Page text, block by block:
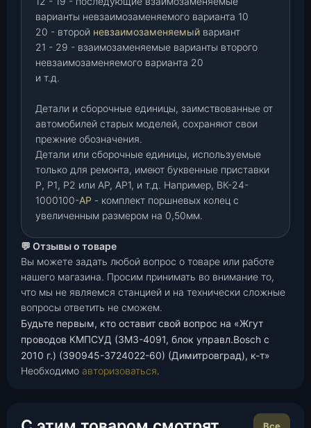
варианты невзаимозаменяемого варианта 10
20 - второй невзаимозаменяемый вариант
21 - 29 - взаимозаменяемые варианты второго
невзаимозаменяемого варианта 20
и т.д.
Детали и сборочные единицы, заимствованные от
автомобилей старых моделей, сохраняют свои
прежние обозначения.
Детали или сборочные единицы, используемые
только для ремонта, имеют буквенные приставки
Р, Р1, Р2 или АР, АР1, и т.д. Например, ВК-24-
1000100-АР - комплект поршневых колец с
увеличенным размером на 0,50мм.
💬 Отзывы о товаре
Вы можете задать любой вопрос о товаре или работе
нашего магазина. Просим принимать во внимание то,
что мы не являемся станцией и на технически сложные
вопросы ответить не сможем.
Будьте первым, кто оставит свой вопрос на «Жгут
проводов КМПСУД (ЗМЗ-4091, блок управл.Bosch с
2010 г.) (390945-3724022-60) (Димитровград), к-т»
Необходимо авторизоваться.
Все